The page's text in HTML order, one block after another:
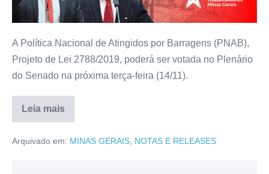
A Política Nacional de Atingidos por Barragens (PNAB),
Projeto de Lei 2788/2019, poderá ser votada no Plenário
do Senado na próxima terça-feira (14/11).
Leia mais
Arquivado em: MINAS GERAIS NOTAS E RELEASES